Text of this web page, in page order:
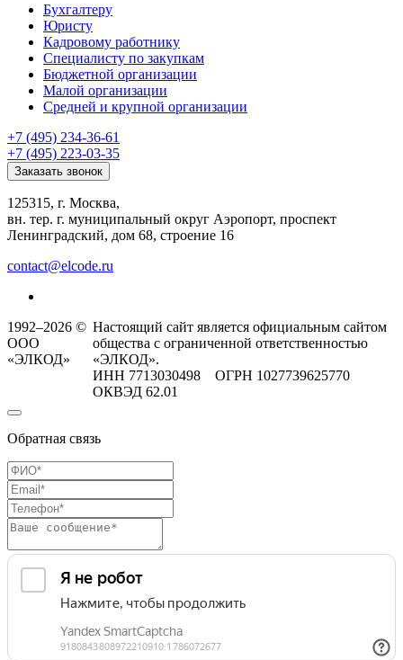
Бухгалтеру
Юристу
Кадровому работнику
Специалисту по закупкам
Бюджетной организации
Малой организации
Средней и крупной организации
+7 (495) 234-36-61
+7 (495) 223-03-35
Заказать звонок
125315, г. Москва,
вн. тер. г. муниципальный округ Аэропорт, проспект
Ленинградский, дом 68, строение 16
contact@elcode.ru
1992–2026 ©
ООО
«ЭЛКОД»
Настоящий сайт является официальным сайтом
общества с ограниченной ответственностью
«ЭЛКОД».
ИНН 7713030498 ОГРН 1027739625770
ОКВЭД 62.01
Обратная связь